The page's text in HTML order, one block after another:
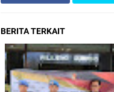
BERITA TERKAIT